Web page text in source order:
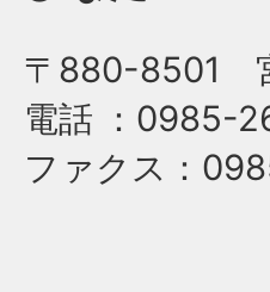
〒880-8501
電話 ：0985-
ファクス ：